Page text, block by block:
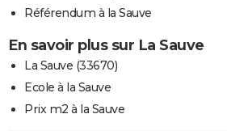
Référendum à la Sauve
En savoir plus sur La Sauve
La Sauve (33670)
Ecole à la Sauve
Prix m2 à la Sauve